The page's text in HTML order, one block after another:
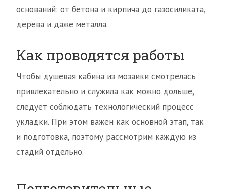
оснований: от бетона и кирпича до газосиликата,
дерева и даже металла.
Как проводятся работы
Чтобы душевая кабина из мозаики смотрелась
привлекательно и служила как можно дольше,
следует соблюдать технологический процесс
укладки. При этом важен как основной этап, так
и подготовка, поэтому рассмотрим каждую из
стадий отдельно.